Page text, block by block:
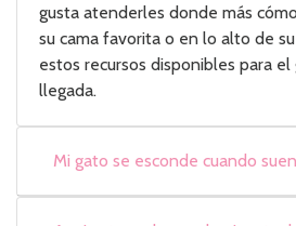
gusta atenderles donde más
su cama favorita o en lo alto de
estos recursos disponibles para
llegada.
Mi gato se esconde cuando